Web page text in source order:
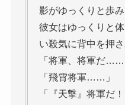
影がゆっくりと歩み
彼女はゆっくりと
い殺気に背中を押
「将軍、将軍だ……
「飛霄将軍……」
「『天撃』将軍だ！